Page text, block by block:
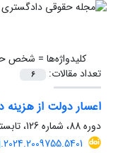
کلیدواژه‌ها = شخص
تعداد مقالات:
6
اعسار دولت از هزینه
دوره 88، شماره 126، تابستان 1403، صفحه